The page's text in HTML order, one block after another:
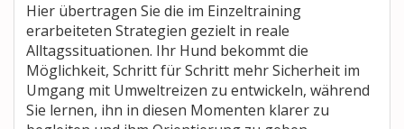
Hier übertragen Sie die im Einzeltraining
erarbeiteten Strategien gezielt in reale
Alltagssituationen. Ihr Hund bekommt die
Möglichkeit, Schritt für Schritt mehr Sicherheit im
Umgang mit Umweltreizen zu entwickeln, während
Sie lernen, ihn in diesen Momenten klarer zu